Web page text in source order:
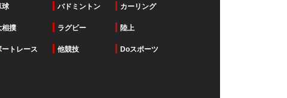
球 バドミントン カーリング
相撲 ラグビー 陸上
ートレース 他競技 Doスポーツ